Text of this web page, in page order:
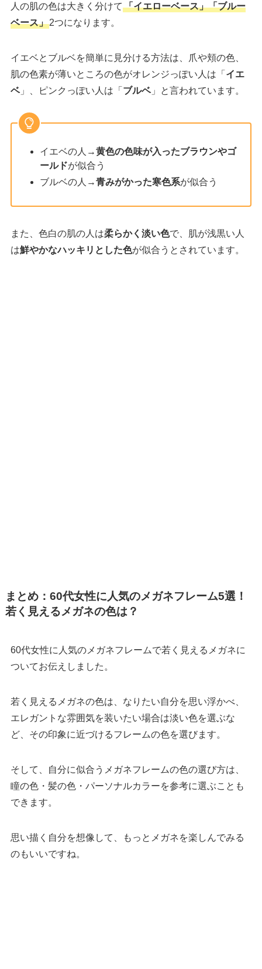
人の肌の色は大きく分けて 「イエローベース」「ブルー
ベース」2つになります。
イエベとブルベを簡単に見分ける方法は、爪や頬の色、
肌の色素が薄いところの色がオレンジっぽい人は「 イエ
ベ」、ピンクっぽい人は「 ブルベ」と言われています。
イエベの人→黄色の色味が入ったブラウンやゴ
ールドが似合う
ブルベの人→青みがかった寒色系が似合う
また、色白の肌の人は柔らかく淡い色で、肌が浅黒い人
は鮮やかなハッキリとした色が似合うとされています。
まとめ：60代女性に人気のメガネフレーム5選！
若く見えるメガネの色は？
60代女性に人気のメガネフレームで若く見えるメガネに
ついてお伝えしました。
若く見えるメガネの色は、なりたい自分を思い浮かべ、
エレガントな雰囲気を装いたい場合は淡い色を選ぶな
ど、その印象に近づけるフレームの色を選びます。
そして、自分に似合うメガネフレームの色の選び方は、
瞳の色・髪の色・パーソナルカラーを参考に選ぶことも
できます。
思い描く自分を想像して、もっとメガネを楽しんでみる
のもいいですね。